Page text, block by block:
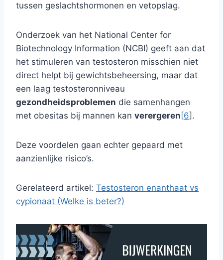
tussen geslachtshormonen en vetopslag.
Onderzoek van het National Center for
Biotechnology Information (NCBI) geeft aan dat
het stimuleren van testosteron misschien niet
direct helpt bij gewichtsbeheersing, maar dat
een laag testosteronniveau
gezondheidsproblemen die samenhangen
met obesitas bij mannen kan verergeren [6].
Deze voordelen gaan echter gepaard met
aanzienlijke risico’s.
Gerelateerd artikel: Testosteron enanthaat vs
cypionaat (Welke is beter?)